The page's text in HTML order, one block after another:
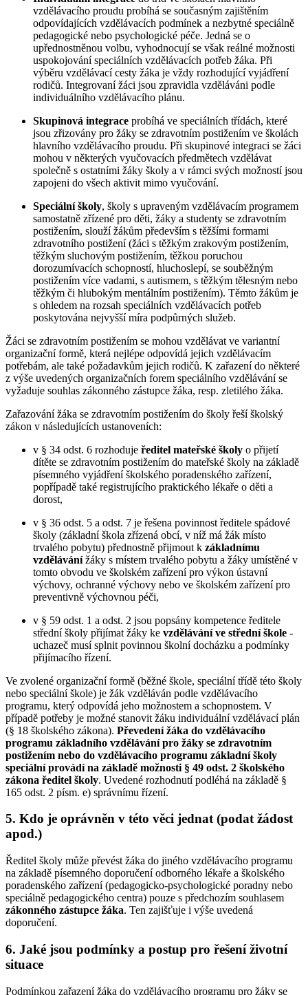
vzdělávacího proudu probíhá se současným zajištěním
odpovídajících vzdělávacích podmínek a nezbytné speciálně
pedagogické nebo psychologické péče. Jedná se o
upřednostněnou volbu, vyhodnocují se však reálné možnosti
uspokojování speciálních vzdělávacích potřeb žáka. Při
výběru vzdělávací cesty žáka je vždy rozhodující vyjádření
rodičů. Integrovaní žáci jsou zpravidla vzděláváni podle
individuálního vzdělávacího plánu.
Skupinová integrace probíhá ve speciálních třídách, které
jsou zřizovány pro žáky se zdravotním postižením ve školách
hlavního vzdělávacího proudu. Při skupinové integraci se žáci
mohou v některých vyučovacích předmětech vzdělávat
společně s ostatními žáky školy a v rámci svých možností jsou
zapojeni do všech aktivit mimo vyučování.
Speciální školy, školy s upraveným vzdělávacím programem
samostatně zřízené pro děti, žáky a studenty se zdravotním
postižením, slouží žákům především s těžšími formami
zdravotního postižení (žáci s těžkým zrakovým postižením,
těžkým sluchovým postižením, těžkou poruchou
dorozumívacích schopností, hluchoslepí, se souběžným
postižením více vadami, s autismem, s těžkým tělesným nebo
těžkým či hlubokým mentálním postižením). Těmto žákům je
s ohledem na rozsah speciálních vzdělávacích potřeb
poskytována nejvyšší míra podpůrných služeb.
Žáci se zdravotním postižením se mohou vzdělávat ve variantní
organizační formě, která nejlépe odpovídá jejich vzdělávacím
potřebám, ale také požadavkům jejich rodičů. K zařazení do některé
z výše uvedených organizačních forem speciálního vzdělávání se
vyžaduje souhlas zákonného zástupce žáka, resp. zletilého žáka.
Zařazování žáka se zdravotním postižením do školy řeší školský
zákon v následujících ustanoveních:
v § 34 odst. 6 rozhoduje ředitel mateřské školy o přijetí
dítěte se zdravotním postižením do mateřské školy na základě
písemného vyjádření školského poradenského zařízení,
popřípadě také registrujícího praktického lékaře o děti a
dorost,
v § 36 odst. 5 a odst. 7 je řešena povinnost ředitele spádové
školy (základní škola zřízená obcí, v níž má žák místo
trvalého pobytu) přednostně přijmout k základnímu
vzdělávánížáky s místem trvalého pobytu a žáky umístěné v
tomto obvodu ve školském zařízení pro výkon ústavní
výchovy, ochranné výchovy nebo ve školském zařízení pro
preventivně výchovnou péči,
v § 59 odst. 1 a odst. 2 jsou popsány kompetence ředitele
střední školy přijímat žáky ke vzdělávání ve střední škole -
uchazeč musí splnit povinnou školní docházku a podmínky
přijímacího řízení.
Ve zvolené organizační formě (běžné škole, speciální třídě této školy
nebo speciální škole) je žák vzděláván podle vzdělávacího
programu, který odpovídá jeho možnostem a schopnostem. V
případě potřeby je možné stanovit žáku individuální vzdělávací plán
(§ 18 školského zákona). Převedení žáka do vzdělávacího
programu základního vzdělávání pro žáky se zdravotním
postižením nebo do vzdělávacího programu základní školy
speciální provádí na základě možnosti § 49 odst. 2 školského
zákona ředitel školy. Uvedené rozhodnutí podléhá na základě §
165 odst. 2 písm. e) správnímu řízení.
5. Kdo je oprávněn v této věci jednat (podat žádost
apod.)
Ředitel školy může převést žáka do jiného vzdělávacího programu
na základě písemného doporučení odborného lékaře a školského
poradenského zařízení (pedagogicko-psychologické poradny nebo
speciálně pedagogického centra) pouze s předchozím souhlasem
zákonného zástupce žáka. Ten zajišťuje i výše uvedená
doporučení.
6. Jaké jsou podmínky a postup pro řešení životní
situace
Podmínkou zařazení žáka do vzdělávacího programu pro žáky se